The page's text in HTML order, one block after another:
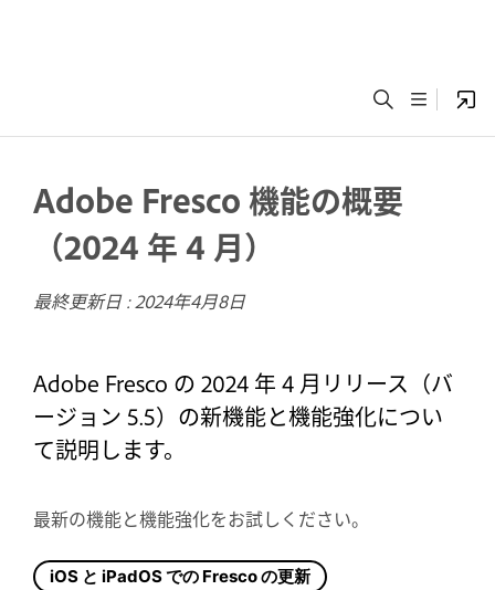
Adobe Fresco 機能の概要
（2024 年 4 月）
最終更新日 :2024年4月8日
Adobe Fresco の 2024 年 4 月リリース（バ
ージョン 5.5）の新機能と機能強化につい
て説明します。
最新の機能と機能強化をお試しください。
iOS と iPadOS での Fresco の更新